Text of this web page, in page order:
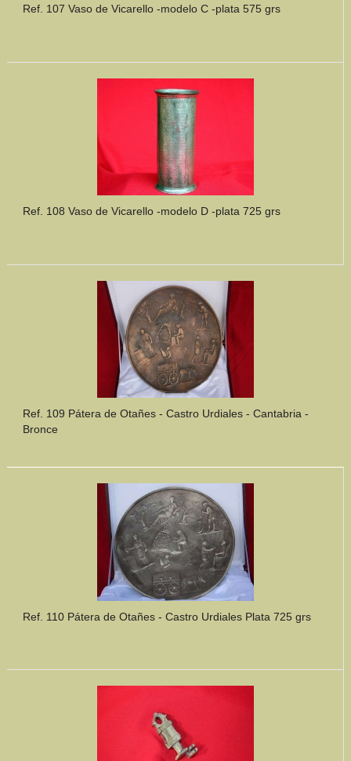
Ref. 107 Vaso de Vicarello -modelo C -plata 575 grs
Ref. 108 Vaso de Vicarello -modelo D -plata 725 grs
Ref. 109 Pátera de Otañes - Castro Urdiales - Cantabria -
Bronce
Ref. 110 Pátera de Otañes - Castro Urdiales Plata 725 grs